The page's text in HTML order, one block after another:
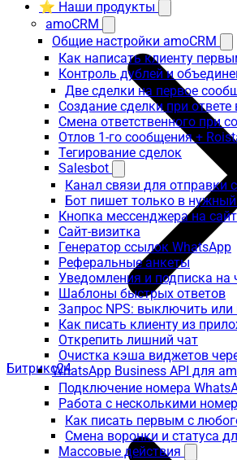
⭐ Наши продукты
amoCRM
Общие настройки amoCRM
Как написать клиенту
Контроль дублей и
Две сделки на первое
Создание сделки при
Смена ответственного при
Отлов 1-го сообщения +
Тегирование сделок
Salesbot
Канал связи для отправки
Бот пишет только в
Кнопка мессенджера на сайт
Сайт-визитка
Генератор ссылок WhatsApp
Реферальные анкеты
Уведомления и подписка на
Шаблоны быстрых ответов
Запрос NPS: выключить или
Как писать клиенту из
Открепить лишний чат
Очистка кэша виджетов
WhatsApp Business API для
Подключение номера
Работа с несколькими
Как писать первым с
Смена воронки и статуса
Массовые действия
Битрикс24